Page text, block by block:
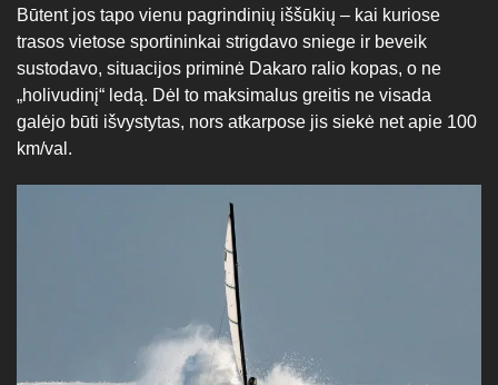
Būtent jos tapo vienu pagrindinių iššūkių – kai kuriose
trasos vietose sportininkai strigdavo sniege ir beveik
sustodavo, situacijos priminė Dakaro ralio kopas, o ne
„holivudinį“ ledą. Dėl to maksimalus greitis ne visada
galėjo būti išvystytas, nors atkarpose jis siekė net apie 100
km/val.